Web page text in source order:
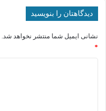
دیدگاهتان را بنویسید
نشانی ایمیل شما منتشر نخواهد شد.
*